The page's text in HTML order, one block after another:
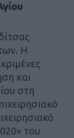
Η
και
στη
του